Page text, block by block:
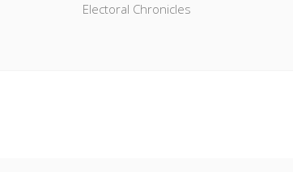
Electoral Chronicles